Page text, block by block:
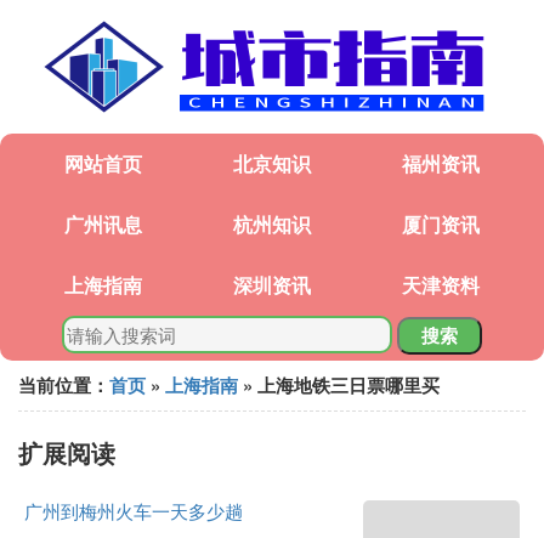
网站首页 北京知识 福州资讯
广州讯息 杭州知识 厦门资讯
上海指南 深圳资讯 天津资料
搜索
当前位置： 首页 » 上海指南 » 上海地铁三日票哪里买
扩展阅读
广州到梅州火车一天多少趟